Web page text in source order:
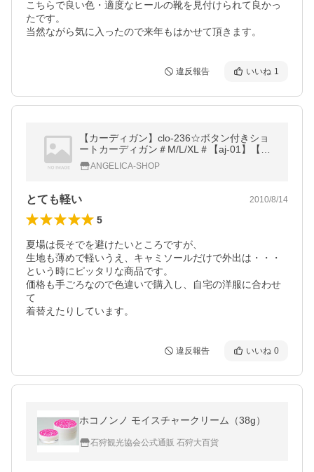
こちらで良い色・適度なヒールの靴を見付けられて良かっ
たです。
当然ながら気に入ったので来年もはかせて頂きます。
違反報告 いいね 1
【カーディガン】clo-236☆ボタン付きショ
ートカーディガン＃M/L/XL＃【aj-01】【大
きいサイズ・レディース】
ANGELICA-SHOP
とても軽い 2010/8/14
5
夏場は長そでを避けたいところですが、
生地も薄めで軽いうえ、キャミソールだけで外出は・・・
という時にピッタリな商品です。
価格も手ごろなので色違いで購入し、自宅の洋服に合わせ
て
着替えたりしています。
違反報告 いいね 0
ホコノンノ モイスチャークリーム（38g）
石狩観光協会公式通販 石狩大百貨